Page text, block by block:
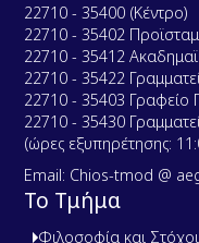
22710 - 35400 (Κέντρο)
22710 - 35402
22710 - 35412
22710 - 35422
22710 - 35403 Γραφείο
22710 - 35430
(ώρες εξυπηρέτησης:
Email: Chios-tmod @
Το Τμήμα
Φιλοσοφία και Στόχοι